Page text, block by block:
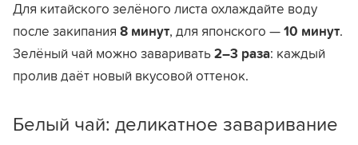
Для китайского зелёного листа охлаждайте воду
после закипания 8 минут, для японского — 10 минут.
Зелёный чай можно заваривать 2–3 раза: каждый
пролив даёт новый вкусовой оттенок.
Белый чай: деликатное заваривание